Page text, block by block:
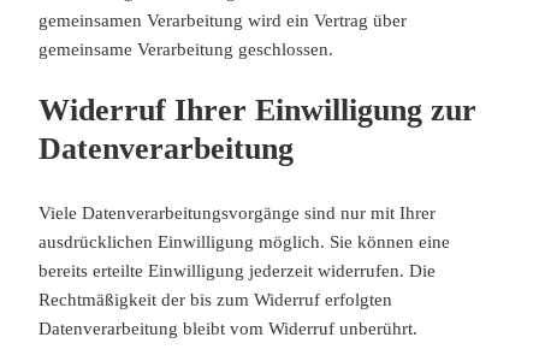
gemeinsamen Verarbeitung wird ein Vertrag über
gemeinsame Verarbeitung geschlossen.
Widerruf Ihrer Einwilligung zur
Datenverarbeitung
Viele Datenverarbeitungsvorgänge sind nur mit Ihrer
ausdrücklichen Einwilligung möglich. Sie können eine
bereits erteilte Einwilligung jederzeit widerrufen. Die
Rechtmäßigkeit der bis zum Widerruf erfolgten
Datenverarbeitung bleibt vom Widerruf unberührt.